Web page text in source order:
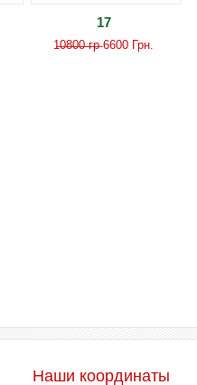
17
1̶0̶8̶0̶0̶ ̶г̶р̶ 6600 Грн.
Наши координаты